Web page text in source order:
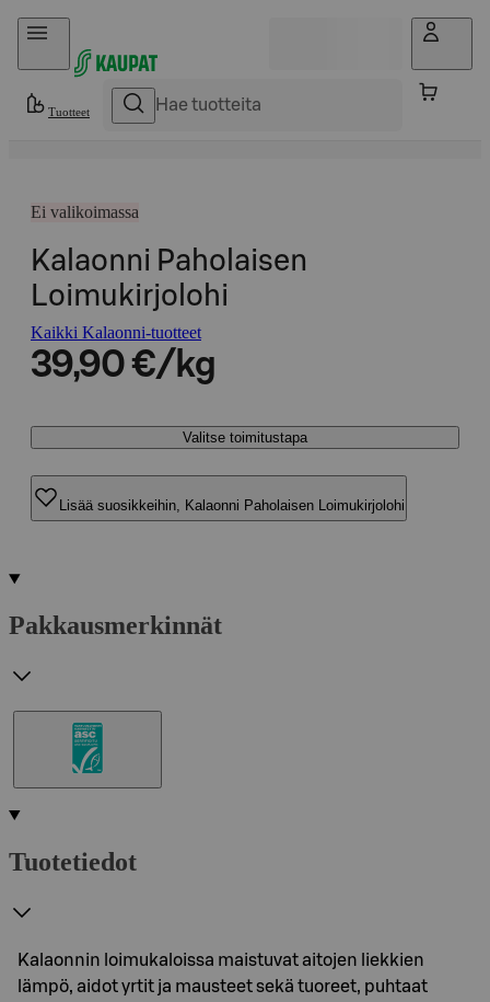
Hyppää sisältöön
Tuotteet
Ei valikoimassa
Kalaonni Paholaisen
Loimukirjolohi
Kaikki Kalaonni-tuotteet
39,90 €/kg
Valitse toimitustapa
Lisää suosikkeihin, Kalaonni Paholaisen Loimukirjolohi
Pakkausmerkinnät
Tuotetiedot
Kalaonnin loimukaloissa maistuvat aitojen liekkien
lämpö, aidot yrtit ja mausteet sekä tuoreet, puhtaat